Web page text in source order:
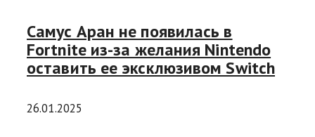
Самус Аран не появилась в
Fortnite из-за желания Nintendo
оставить ее эксклюзивом Switch
26.01.2025